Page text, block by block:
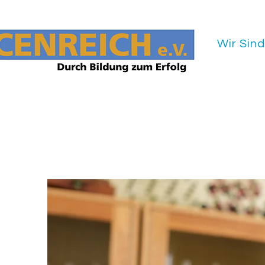
Startseite Wer Wir Sind